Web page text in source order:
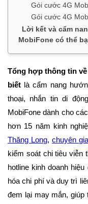
Gói cước 4G
Gói cước 4G
Lời kết và cẩm
MobiFone có thể
Tổng hợp thông tin
biết là cẩm nang
thoại, nhắn tin di
MobiFone dành cho
hơn 15 năm kinh
Thăng Long,chuyên
kiểm soát chi tiêu viễn
hotline kinh doanh
hóa chi phí và duy trì
đem lại may mắn,